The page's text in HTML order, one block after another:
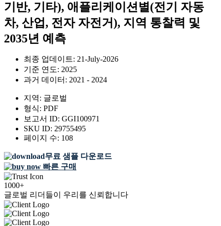
기반, 기타), 애플리케이션별(전기 자동
차, 산업, 전자 자전거), 지역 통찰력 및
2035년 예측
최종 업데이트: 21-July-2026
기준 연도: 2025
과거 데이터: 2021 - 2024
지역: 글로벌
형식: PDF
보고서 ID: GGI100971
SKU ID: 29755495
페이지 수: 108
무료 샘플 다운로드
빠른 구매
1000+
글로벌 리더들이 우리를 신뢰합니다